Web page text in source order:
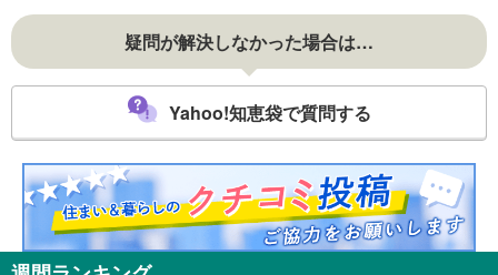
疑問が解決しなかった場合は…
Yahoo!知恵袋で質問する